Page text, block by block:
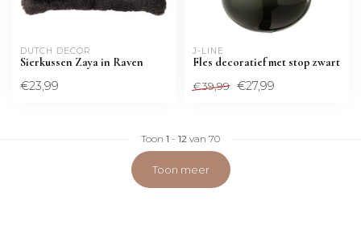
DUTCH DECOR
Sierkussen Zaya in Raven
€23,99
J-LINE
Fles decoratief met stop zwart
€39,99 €27,99
Toon 1 - 12 van 70
Toon meer